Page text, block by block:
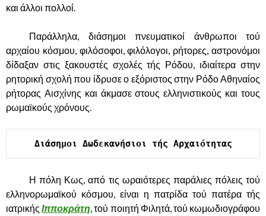
και άλλοι πολλοί.
Παράλληλα, διάσημοι πνευματικοί άνθρωποι τού
αρχαίου κόσμου, φιλόσοφοι, φιλόλογοι, ρήτορες, αστρονόμοι
δίδαξαν στις ξακουστές σχολές τής Ρόδου, ιδιαίτερα στην
ρητορική σχολή που ίδρυσε ο εξόριστος στην Ρόδο Αθηναίος
ρήτορας Αισχίνης και άκμασε στους ελληνιστικούς και τους
ρωμαϊκούς χρόνους.
Διάσημοι Δωδεκανήσιοι τής Αρχαιότητας
Η πόλη Κως, από τις ωραιότερες παράλιες πόλεις τού
ελληνορωμαϊκού κόσμου, είναι η πατρίδα τού πατέρα τής
ιατρικήςΙπποκράτη, τού ποιητή Φιλητά, τού κωμωδιογράφου